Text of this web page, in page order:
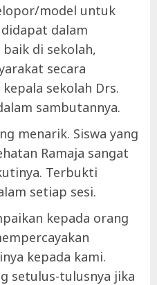
model untuk
dalam
di sekolah,
secara
sekolah Drs.
sambutannya.
menarik. Siswa yang
Ramaja sangat
Terbukti
setiap sesi.
kepada orang
kepada kami.
setulus-tulusnya jika